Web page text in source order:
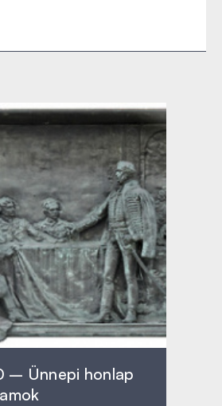
– Ünnepi honlap